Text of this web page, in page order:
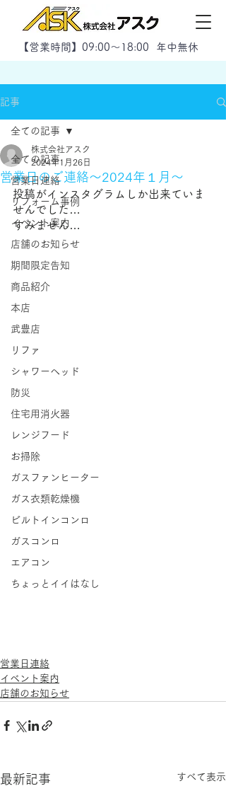
【 営業時間】09:00～18:00 年中無休
記事
全ての記事
営業日連絡
リフォーム事例
イベント案内
店舗のお知らせ
期間限定告知
商品紹介
本店
武豊店
リファ
シャワーヘッド
防災
住宅用消火器
レンジフード
お掃除
ガスファンヒーター
ガス衣類乾燥機
ビルトインコンロ
ガスコンロ
エアコン
ちょっとイイはなし
全ての記事
営業日のご連絡～2024年１月～
株式会社アスク
2024年1月26日
投稿がインスタグラムしか出来ていま
せんでした…
すみません…
営業日連絡
イベント案内
店舗のお知らせ
最新記事 すべて表示